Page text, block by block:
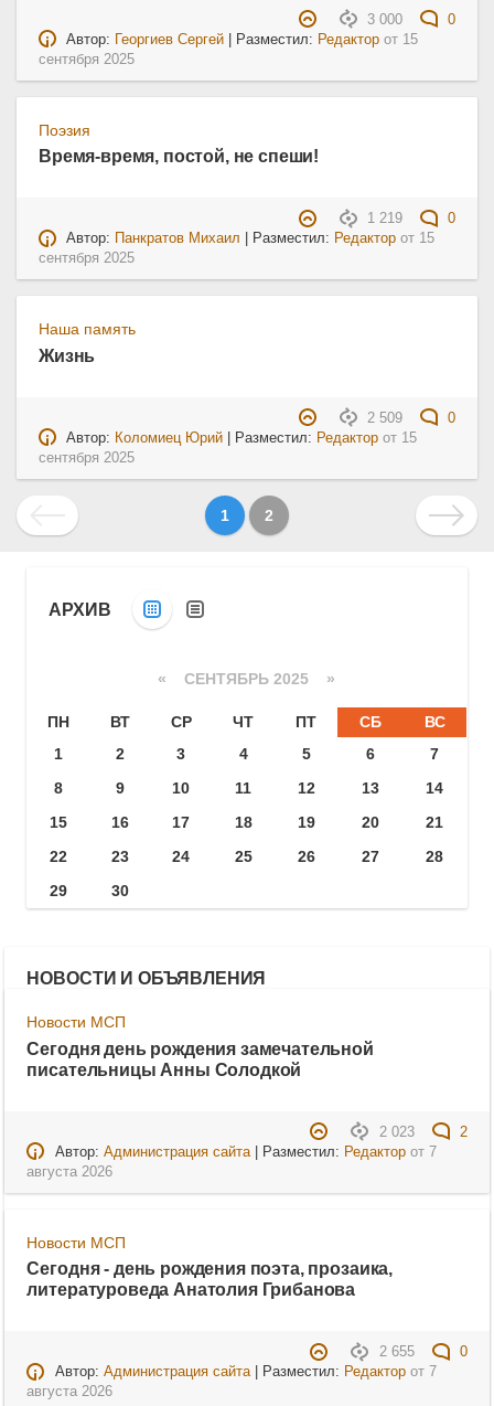
3 000
0
Автор: Георгиев Сергей | Разместил: Редактор от 15
сентября 2025
Поэзия
Время-время, постой, не спеши!
1 219
0
Автор:
Панкратов Михаил | Разместил: Редактор от 15
сентября 2025
Наша память
Жизнь
2 509
0
Автор: Коломиец Юрий | Разместил: Редактор от 15
сентября 2025
1 2
АРХИВ
« СЕНТЯБРЬ 2025 »
ПН ВТ СР ЧТ ПТ СБ
ВС
1
2 3 4 5 6
7
8
9 10 11 12 13
14
15
16 17 18 19 20
21
22
23 24 25 26 27
28
29
30
НОВОСТИ И ОБЪЯВЛЕНИЯ
Новости МСП
Сегодня день рождения замечательной
писательницы Анны Солодкой
2 023
2
Автор: Администрация сайта| Разместил: Редакторот 7
августа 2026
Новости МСП
Сегодня - день рождения поэта, прозаика,
литературоведа Анатолия Грибанова
2 655
0
Автор: Администрация сайта| Разместил: Редакторот 7
августа 2026